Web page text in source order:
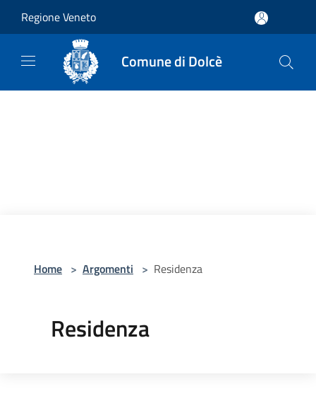
Regione Veneto
Comune di Dolcè
Home > Argomenti > Residenza
Residenza